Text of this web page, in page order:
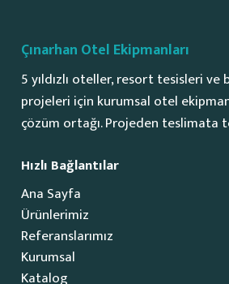
Çınarhan Otel Ekipmanları
5 yıldızlı oteller, resort tesisleri
projeleri için kurumsal otel
çözüm ortağı. Projeden teslimata
Hızlı Bağlantılar
Ana Sayfa
Ürünlerimiz
Referanslarımız
Kurumsal
Katalog